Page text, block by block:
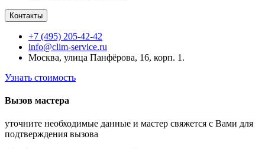
Контакты
+7 (495) 205-42-42
info@clim-service.ru
Москва, улица Панфёрова, 16, корп. 1.
Узнать стоимость
Вызов мастера
уточните необходимые данные и мастер свяжется с Вами для
подтверждения вызова